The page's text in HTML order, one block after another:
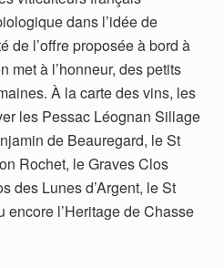
dans l’idée de
de l’offre proposée à bord à
met à l’honneur, des petits
À la carte des vins, les
les Pessac Léognan Sillage
de Beauregard, le St
Rochet, le Graves Clos
des Lunes d’Argent, le St
l’Heritage de Chasse